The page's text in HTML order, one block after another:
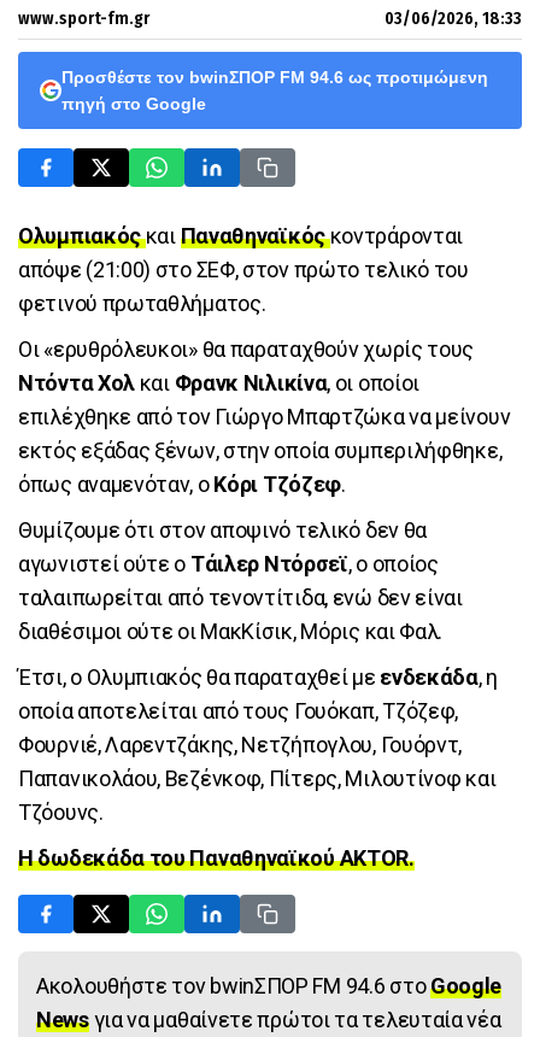
www.sport-fm.gr 03/06/2026, 18:33
Προσθέστε τον bwinΣΠΟΡ FM 94.6 ως προτιμώμενη
πηγή στο Google
ΟλυμπιακόςκαιΠαναθηναϊκόςκοντράρονται
απόψε (21:00) στο ΣΕΦ, στον πρώτο τελικό του
φετινού πρωταθλήματος.
Οι «ερυθρόλευκοι» θα παραταχθούν χωρίς τους
Ντόντα Χολ και Φρανκ Νιλικίνα, οι οποίοι
επιλέχθηκε από τον Γιώργο Μπαρτζώκα να μείνουν
εκτός εξάδας ξένων, στην οποία συμπεριλήφθηκε,
όπως αναμενόταν, οΚόρι Τζόζεφ.
Θυμίζουμε ότι στον αποψινό τελικό δεν θα
αγωνιστεί ούτε ο Τάιλερ Ντόρσεϊ, ο οποίος
ταλαιπωρείται από τενοντίτιδα, ενώ δεν είναι
διαθέσιμοι ούτε οι ΜακΚίσικ, Μόρις και Φαλ.
Έτσι, ο Ολυμπιακός θα παραταχθεί με ενδεκάδα, η
οποία αποτελείται από τους Γουόκαπ, Τζόζεφ,
Φουρνιέ, Λαρεντζάκης, Νετζήπογλου, Γουόρντ,
Παπανικολάου, Βεζένκοφ, Πίτερς, Μιλουτίνοφ και
Τζόουνς.
Η δωδεκάδα του Παναθηναϊκού AKTOR.
Ακολουθήστε τον bwinΣΠΟΡ FM 94.6 στοGoogle
Newsγια να μαθαίνετε πρώτοι τα τελευταία νέα